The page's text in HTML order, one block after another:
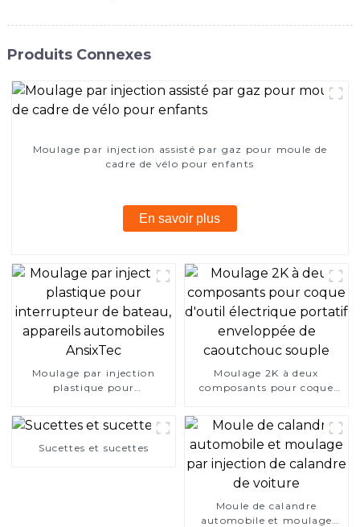
Produits Connexes
Moulage par injection assisté par gaz pour moule de
cadre de vélo pour enfants
En savoir plus
Moulage par injection
plastique pour
AnsixTec
Moulage 2K à deux
composants pour coque
enveloppée de caoutchouc
souple
Sucettes et sucettes
Moule de calandre
automobile et moulage